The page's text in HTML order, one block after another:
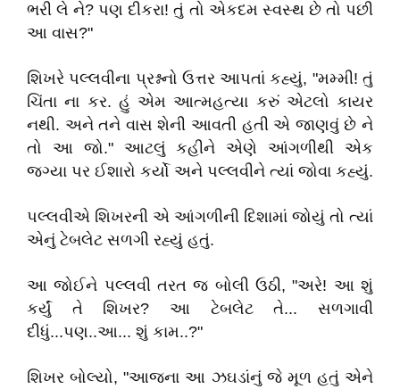
ભરી લે ને? પણ દીકરા! તું તો એકદમ સ્વસ્થ છે તો પછી
આ વાસ?"
શિખરે પલ્લવીના પ્રશ્નનો ઉત્તર આપતાં કહ્યું, "મમ્મી! તું
ચિંતા ના કર. હું એમ આત્મહત્યા કરું એટલો કાયર
નથી. અને તને વાસ શેની આવતી હતી એ જાણવું છે ને
તો આ જો." આટલું કહીને એણે આંગળીથી એક
જગ્યા પર ઈશારો કર્યો અને પલ્લવીને ત્યાં જોવા કહ્યું.
પલ્લવીએ શિખરની એ આંગળીની દિશામાં જોયું તો ત્યાં
એનું ટેબલેટ સળગી રહ્યું હતું.
આ જોઈને પલ્લવી તરત જ બોલી ઉઠી, "અરે! આ શું
કર્યું તે શિખર? આ ટેબલેટ તે... સળગાવી
દીધું...પણ..આ... શું કામ..?"
શિખર બોલ્યો, "આજના આ ઝઘડાંનું જે મૂળ હતું એને